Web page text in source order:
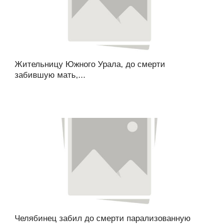
Жительницу Южного Урала, до смерти
забившую мать,...
Челябинец забил до смерти парализованную